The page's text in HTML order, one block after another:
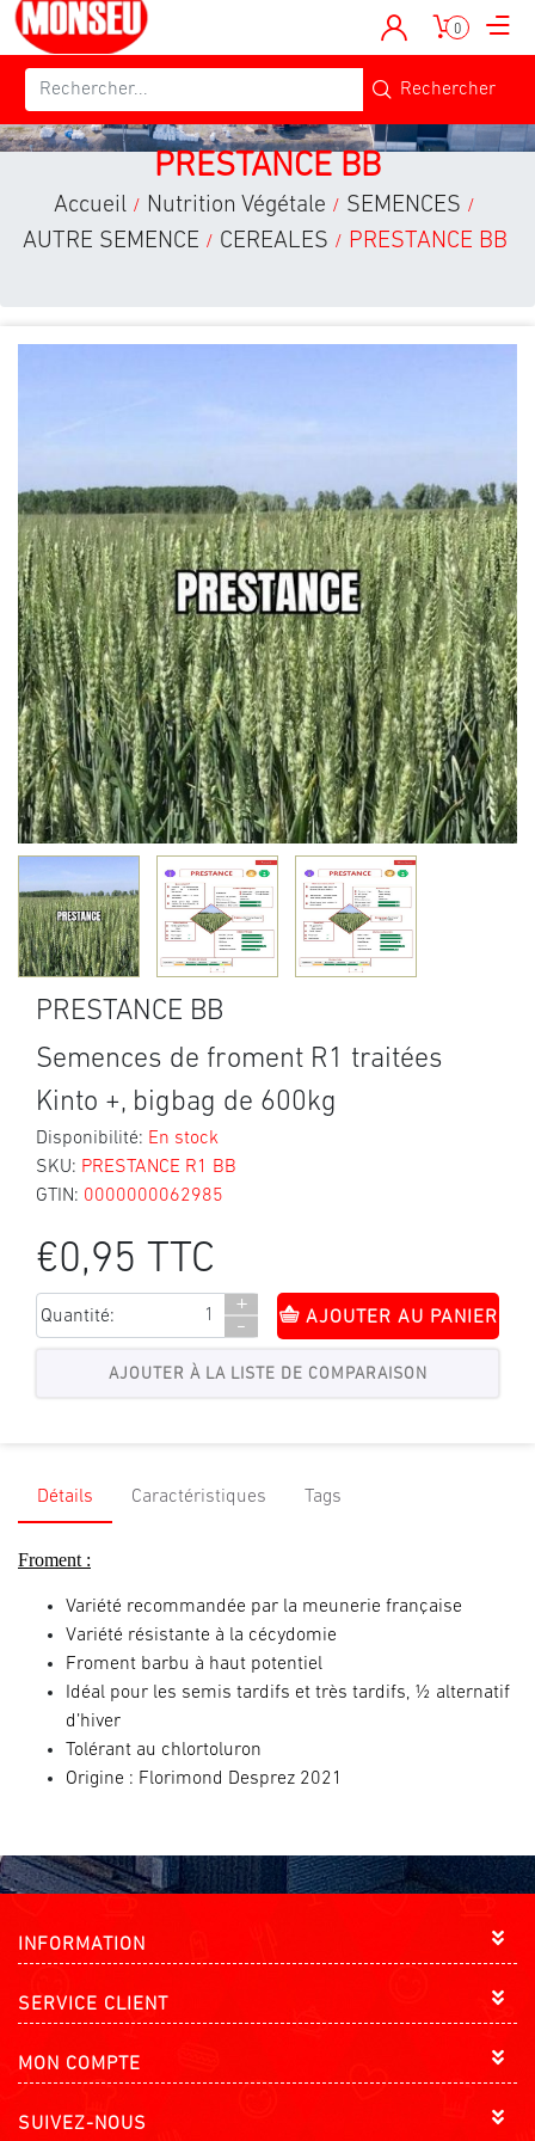
0
PRESTANCE BB
Accueil / Nutrition Végétale / SEMENCES /
AUTRE SEMENCE / CEREALES / PRESTANCE BB
PRESTANCE BB
Semences de froment R1 traitées
Kinto +, bigbag de 600kg
Disponibilité: En stock
SKU: PRESTANCE R1 BB
GTIN: 0000000062985
€0,95 TTC
Quantité:
+
-
AJOUTER AU PANIER
Détails Caractéristiques Tags
Froment :
Variété recommandée par la meunerie française
Variété résistante à la cécydomie
Froment barbu à haut potentiel
Idéal pour les semis tardifs et très tardifs, ½ alternatif
d’hiver
Tolérant au chlortoluron
Origine : Florimond Desprez 2021
INFORMATION
SERVICE CLIENT
MON COMPTE
SUIVEZ-NOUS